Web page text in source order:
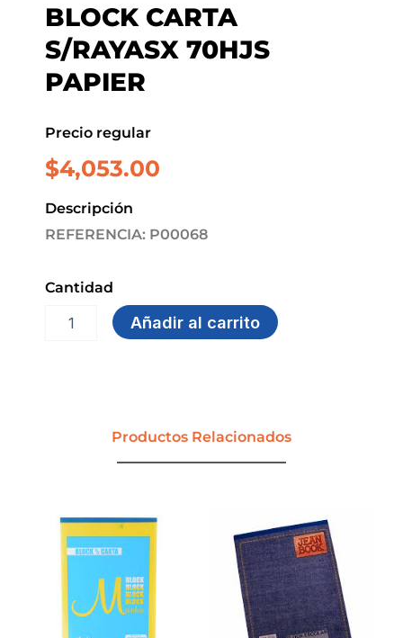
BLOCK CARTA
S/RAYASX 70HJS
PAPIER
Precio regular
$4,053.00
Descripción
REFERENCIA: P00068
Cantidad
CARTA
Añadir al carrito
Productos Relacionados